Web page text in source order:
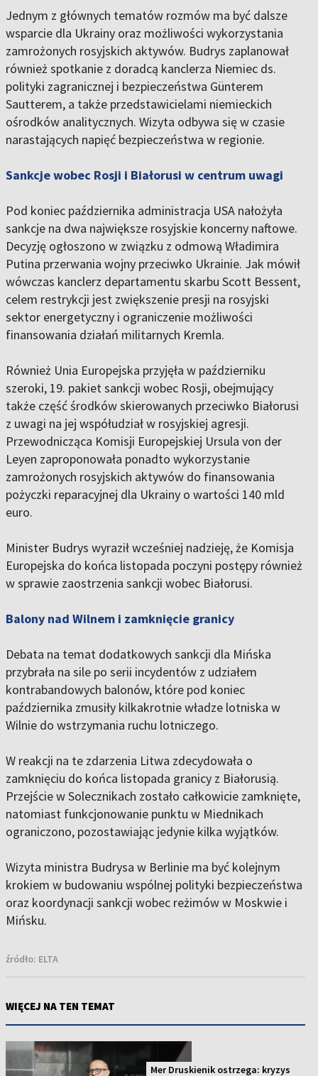
Jednym z głównych tematów rozmów ma być dalsze
wsparcie dla Ukrainy oraz możliwości wykorzystania
zamrożonych rosyjskich aktywów. Budrys zaplanował
również spotkanie z doradcą kanclerza Niemiec ds.
polityki zagranicznej i bezpieczeństwa Günterem
Sautterem, a także przedstawicielami niemieckich
ośrodków analitycznych. Wizyta odbywa się w czasie
narastających napięć bezpieczeństwa w regionie.
Sankcje wobec Rosji i Białorusi w centrum uwagi
Pod koniec października administracja USA nałożyła
sankcje na dwa największe rosyjskie koncerny naftowe.
Decyzję ogłoszono w związku z odmową Władimira
Putina przerwania wojny przeciwko Ukrainie. Jak mówił
wówczas kanclerz departamentu skarbu Scott Bessent,
celem restrykcji jest zwiększenie presji na rosyjski
sektor energetyczny i ograniczenie możliwości
finansowania działań militarnych Kremla.
Również Unia Europejska przyjęła w październiku
szeroki, 19. pakiet sankcji wobec Rosji, obejmujący
także część środków skierowanych przeciwko Białorusi
z uwagi na jej współudział w rosyjskiej agresji.
Przewodnicząca Komisji Europejskiej Ursula von der
Leyen zaproponowała ponadto wykorzystanie
zamrożonych rosyjskich aktywów do finansowania
pożyczki reparacyjnej dla Ukrainy o wartości 140 mld
euro.
Minister Budrys wyraził wcześniej nadzieję, że Komisja
Europejska do końca listopada poczyni postępy również
w sprawie zaostrzenia sankcji wobec Białorusi.
Balony nad Wilnem i zamknięcie granicy
Debata na temat dodatkowych sankcji dla Mińska
przybrała na sile po serii incydentów z udziałem
kontrabandowych balonów, które pod koniec
października zmusiły kilkakrotnie władze lotniska w
Wilnie do wstrzymania ruchu lotniczego.
W reakcji na te zdarzenia Litwa zdecydowała o
zamknięciu do końca listopada granicy z Białorusią.
Przejście w Solecznikach zostało całkowicie zamknięte,
natomiast funkcjonowanie punktu w Miednikach
ograniczono, pozostawiając jedynie kilka wyjątków.
Wizyta ministra Budrysa w Berlinie ma być kolejnym
krokiem w budowaniu wspólnej polityki bezpieczeństwa
oraz koordynacji sankcji wobec reżimów w Moskwie i
Mińsku.
źródło: ELTA
WIĘCEJ NA TEN TEMAT
Mer Druskienik ostrzega: kryzys